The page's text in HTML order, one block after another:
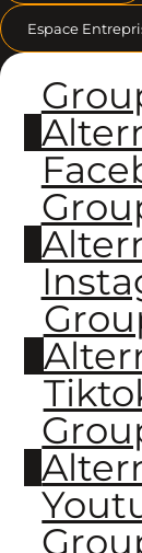
Espace